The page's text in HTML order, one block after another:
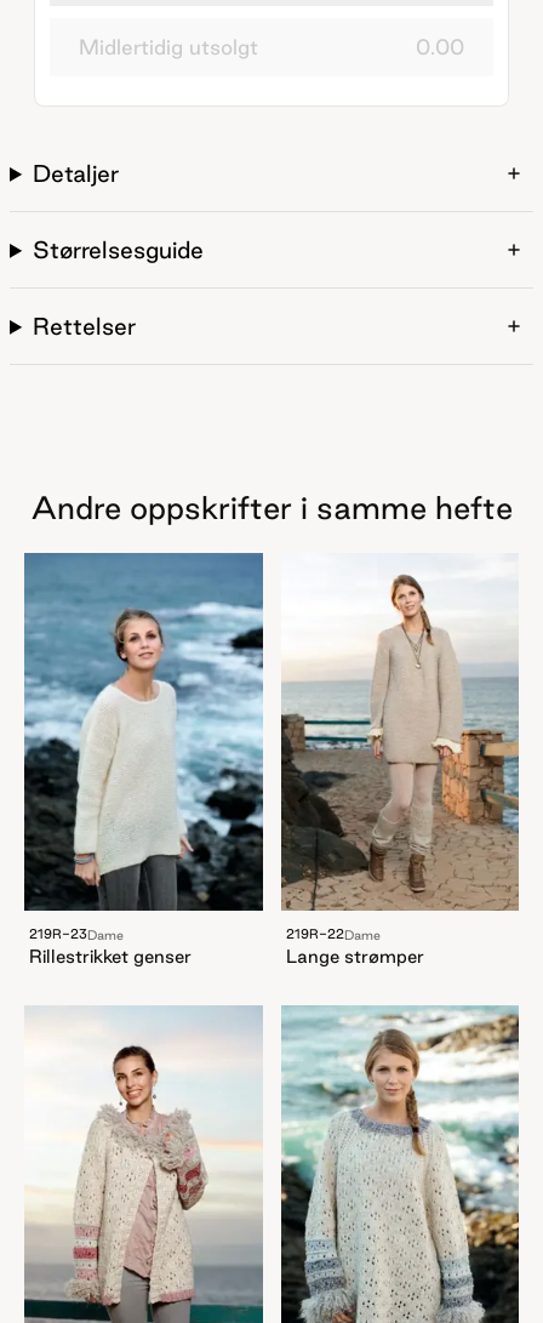
Midlertidig utsolgt 0.00
Detaljer
Størrelsesguide
Rettelser
Andre oppskrifter i samme hefte
219R-23Dame
Rillestrikket genser
219R-22Dame
Lange strømper